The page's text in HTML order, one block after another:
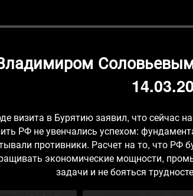
визита в Бурятию заявил, что сейчас
РФ не увенчались успехом:
противники. Расчет на то, что РФ
экономические мощности,
задачи и не бояться